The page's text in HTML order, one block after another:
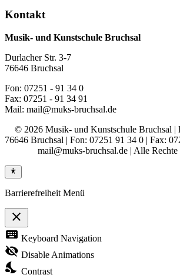
Kontakt
Musik- und Kunstschule Bruchsal
Durlacher Str. 3-7
76646 Bruchsal
Fon: 07251 - 91 34 0
Fax: 07251 - 91 34 91
Mail: mail@muks-bruchsal.de
© 2026 Musik- und Kunstschule Bruchsal |
76646 Bruchsal | Fon: 07251 91 34 0 | Fax:
mail@muks-bruchsal.de | Alle Rechte
Barrierefreiheit Menü
close
Toggle
the
visibility
of
Accessibility
keyboard Keyboard Navigation
visibility_off Disable Animations
nights_stay Contrast